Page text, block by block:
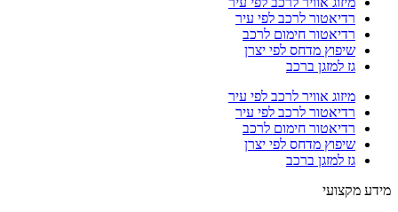
רדיאטור לרכב לפי עיר
רדיאטור חימום לרכב
שיפוץ מדחס לפי יצרן
גז למזגן ברכב
מיזוג אוויר לרכב לפי עיר
רדיאטור לרכב לפי עיר
רדיאטור חימום לרכב
שיפוץ מדחס לפי יצרן
גז למזגן ברכב
מידע מקצועי